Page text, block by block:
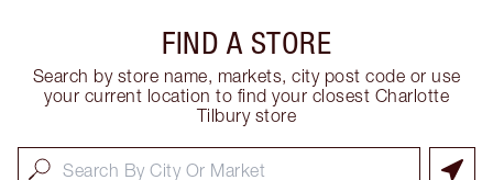
FIND A STORE
Search by store name, markets, city post code or use
your current location to find your closest Charlotte
Tilbury store